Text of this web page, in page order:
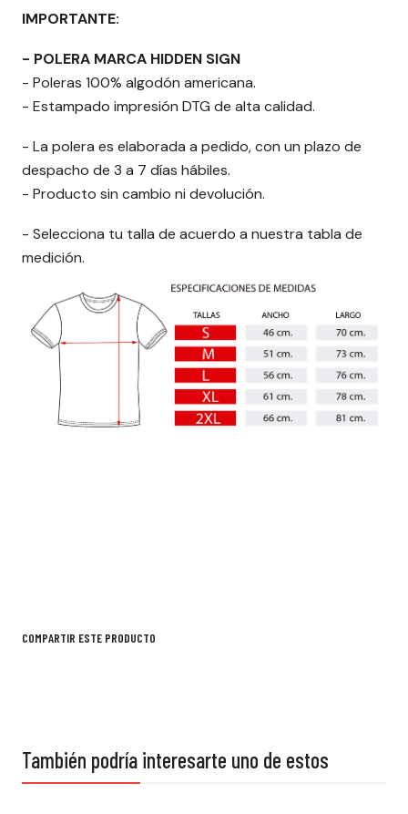
IMPORTANTE:
- POLERA MARCA HIDDEN SIGN
- Poleras 100% algodón americana.
- Estampado impresión DTG de alta calidad.
- La polera es elaborada a pedido, con un plazo de
despacho de 3 a 7 días hábiles.
- Producto sin cambio ni devolución.
- Selecciona tu talla de acuerdo a nuestra tabla de
medición.
COMPARTIR ESTE PRODUCTO
También podría interesarte uno de estos